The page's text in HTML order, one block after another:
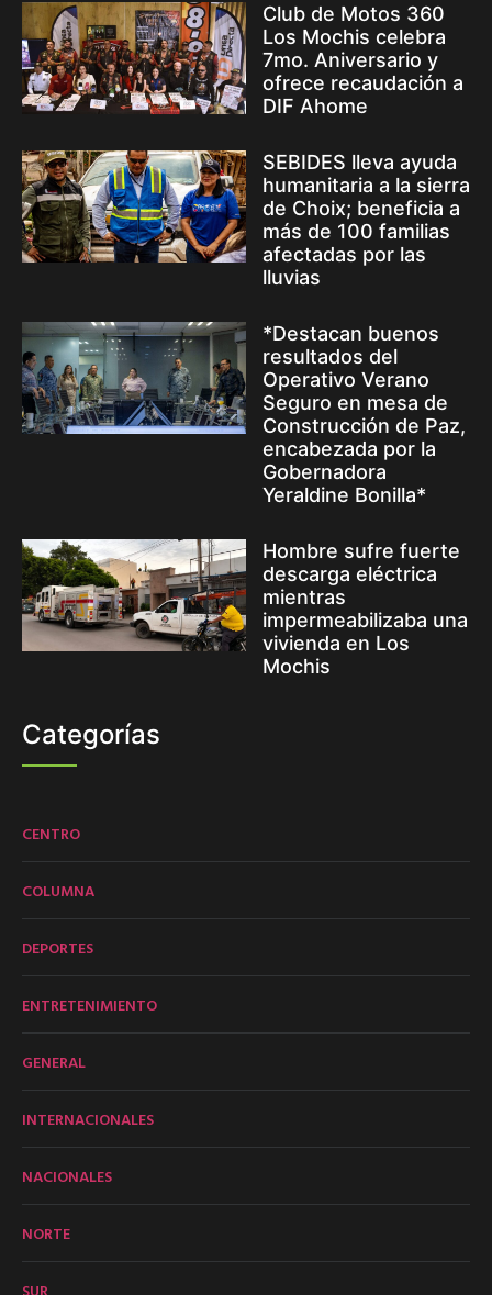
Club de Motos 360
Los Mochis celebra
7mo. Aniversario y
ofrece recaudación a
DIF Ahome
SEBIDES lleva ayuda
humanitaria a la sierra
de Choix; beneficia a
más de 100 familias
afectadas por las
lluvias
*Destacan buenos
resultados del
Operativo Verano
Seguro en mesa de
Construcción de Paz,
encabezada por la
Gobernadora
Yeraldine Bonilla*
Hombre sufre fuerte
descarga eléctrica
mientras
impermeabilizaba una
vivienda en Los
Mochis
Categorías
CENTRO
COLUMNA
DEPORTES
ENTRETENIMIENTO
GENERAL
INTERNACIONALES
NACIONALES
NORTE
SUR